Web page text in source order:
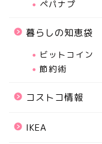
ペパナプ
暮らしの知恵袋
ビットコイン
節約術
コストコ情報
IKEA